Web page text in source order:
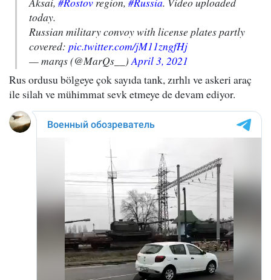
today.
Russian military convoy with license plates partly
covered: pic.twitter.com/jM11zngfHj
— marqs (@MarQs__)April 3, 2021
Rus ordusu bölgeye çok sayıda tank, zırhlı ve askeri araç
ile silah ve mühimmat sevk etmeye de devam ediyor.